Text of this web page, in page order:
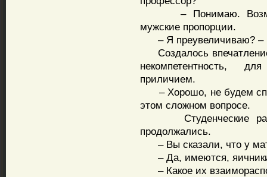
– Понимаю.
мужские пропорции.
– Я преувеличиваю? –
Создалось
некомпетентность,
приличием.
– Хорошо, не будем
этом сложном вопросе.
Студенческие
продолжались.
– Вы сказали, что у
– Да, имеются,
– Какое их